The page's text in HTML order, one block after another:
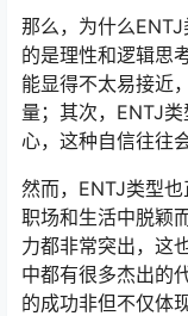
那么，为什么
的是理性和逻辑思
能显得不太易接近
量；其次，ENTJ
心，这种自信往往
然而，ENTJ类型
职场和生活中脱颖
力都非常突出，这
中都有很多杰出的
的成功非但不仅体